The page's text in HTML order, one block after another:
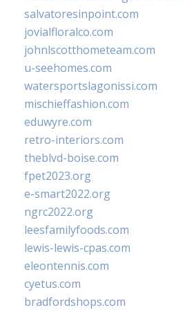
salvatoresinpoint.com
jovialfloralco.com
johnlscotthometeam.com
u-seehomes.com
watersportslagonissi.com
mischieffashion.com
eduwyre.com
retro-interiors.com
theblvd-boise.com
fpet2023.org
e-smart2022.org
ngrc2022.org
leesfamilyfoods.com
lewis-lewis-cpas.com
eleontennis.com
cyetus.com
bradfordshops.com